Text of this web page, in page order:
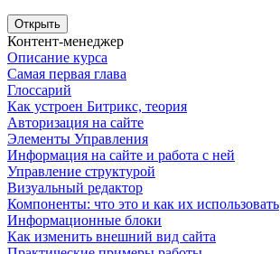
Открыть
Контент-менеджер
Описание курса
Самая первая глава
Глоссарий
Как устроен Битрикс, теория
Авторизация на сайте
Элементы Управления
Информация на сайте и работа с ней
Управление структурой
Визуальный редактор
Компоненты: что это и как их использовать
Информационные блоки
Как изменить внешний вид сайта